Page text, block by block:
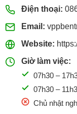
Điện thoại:
Email:
Website:
Giờ làm việc:
07h30 –
07h30 –
Chủ nhật